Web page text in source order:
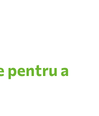
pentru a